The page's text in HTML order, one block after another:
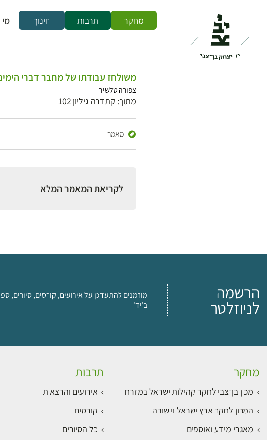
מחקר תרבות חינוך מי
משולחז עבודתו של מחבר דברי
צפורה טלשיר
מתוך: קתדרה גיליון 102
מאמר
לקריאת המאמר המלא
הרשמה
לניוזלטר
מוזמנים להתעדכן על אירועים, קורסים, סיורים,
ב'יד'
מחקר
מכון בן־צבי לחקר קהילות ישראל במזרח
המכון לחקר ארץ ישראל ויישובה
מאגרי מידע ואוספים
תרבות
אירועים והרצאות
קורסים
כל הסיורים